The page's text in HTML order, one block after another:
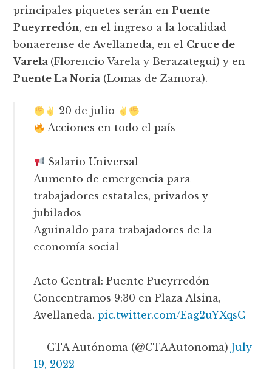
principales piquetes serán enPuente
Pueyrredón, en el ingreso a la localidad
bonaerense de Avellaneda, en el Cruce de
Varela (Florencio Varela y Berazategui) y en
Puente La Noria (Lomas de Zamora).
20 de julio
Acciones en todo el país
Salario Universal
Aumento de emergencia para
trabajadores estatales, privados y
jubilados
Aguinaldo para trabajadores de la
economía social
Acto Central: Puente Pueyrredón
Concentramos 9:30 en Plaza Alsina,
Avellaneda.pic.twitter.com/Eag2uYXqsC
— CTA Autónoma (@CTAAutonoma)July
19, 2022